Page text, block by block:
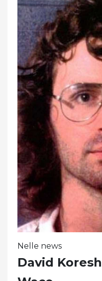
Nelle news
David